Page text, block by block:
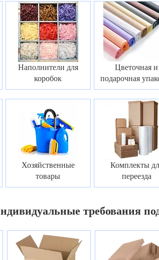
Наполнители для
коробок
Цветочная и
подарочная
Хозяйственные
товары
Комплекты
переезда
требования